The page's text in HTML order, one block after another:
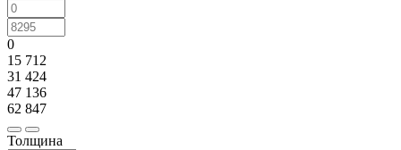
0
15 712
31 424
47 136
62 847
Толщина